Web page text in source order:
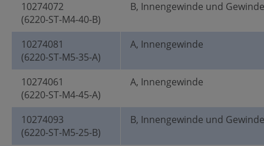
10274072
(6220-ST-M4-40-B)
B, Innengewinde und
10274081
(6220-ST-M5-35-A)
A, Innengewinde
10274061
(6220-ST-M4-45-A)
A, Innengewinde
10274093
(6220-ST-M5-25-B)
B, Innengewinde und